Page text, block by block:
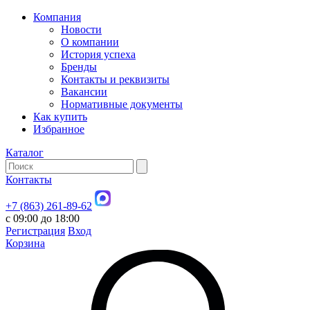
Компания
Новости
О компании
История успеха
Бренды
Контакты и реквизиты
Вакансии
Нормативные документы
Как купить
Избранное
Каталог
Контакты
+7 (863) 261-89-62
с 09:00 до 18:00
Регистрация Вход
Корзина